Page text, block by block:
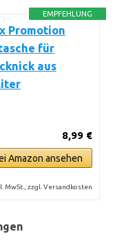
EMPFEHLUNG
Promotion
für
aus
8,99 €
Amazon ansehen
MwSt., zzgl. Versandkosten